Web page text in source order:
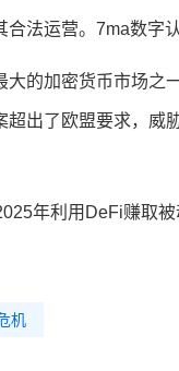
法运营。7ma数字
的加密货币市场之
出了欧盟要求，威
年利用DeFi赚取
机